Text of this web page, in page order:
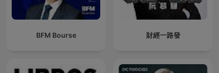
BFM Bourse 財經一路發